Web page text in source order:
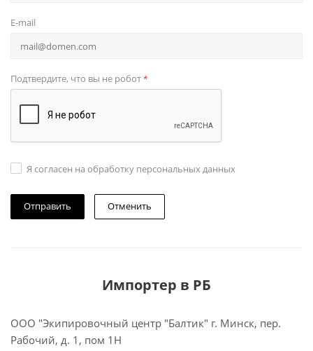
E-mail
Подтвердите, что вы не робот*
Я согласен на обработку персональных данных
Отменить
Импортер в РБ
ООО "Экипировочный центр "Балтик" г. Минск, пер.
Рабочий, д. 1, пом 1Н